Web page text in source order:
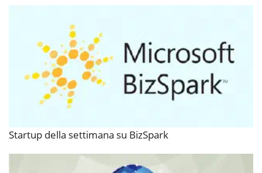
Startup della settimana su BizSpark